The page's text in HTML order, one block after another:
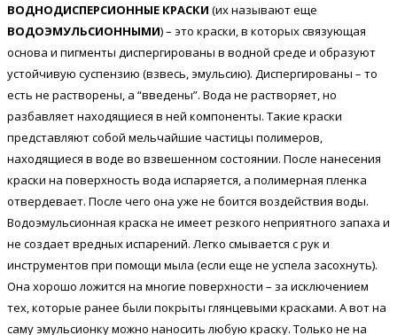
ВОДНОДИСПЕРСИОННЫЕ КРАСКИ (их называют еще
ВОДОЭМУЛЬСИОННЫМИ) – это краски, в которых связующая
основа и пигменты диспергированы в водной среде и образуют
устойчивую суспензию (взвесь, эмульсию). Диспергированы – то
есть не растворены, а “введены”. Вода не растворяет, но
разбавляет находящиеся в ней компоненты. Такие краски
представляют собой мельчайшие частицы полимеров,
находящиеся в воде во взвешенном состоянии. После нанесения
краски на поверхность вода испаряется, а полимерная пленка
отвердевает. После чего она уже не боится воздействия воды.
Водоэмульсионная краска не имеет резкого неприятного запаха и
не создает вредных испарений. Легко смывается с рук и
инструментов при помощи мыла (если еще не успела засохнуть).
Она хорошо ложится на многие поверхности – за исключением
тех, которые ранее были покрыты глянцевыми красками. А вот на
саму эмульсионку можно наносить любую краску. Только не на